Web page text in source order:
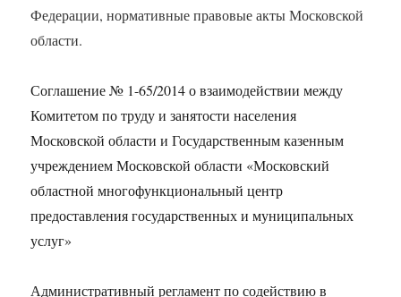
Федерации, нормативные правовые акты Московской
области.
Соглашение № 1-65/2014 о взаимодействии между
Комитетом по труду и занятости населения
Московской области и Государственным казенным
учреждением Московской области «Московский
областной многофункциональный центр
предоставления государственных и муниципальных
услуг»
Административный регламент по содействию в